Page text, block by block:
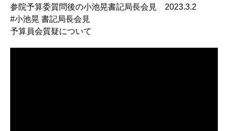
参院予算委質問後の小池晃書記局長会見 2023.3.2
#小池晃 書記局長会見
予算員会質疑について